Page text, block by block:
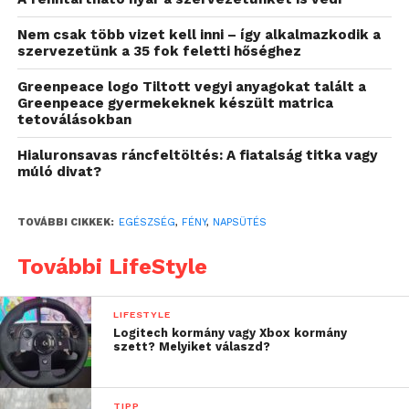
emellett csökkentheti a fájdalmat. Mi több, sok
felhasználó úgy találja, hogy a testsúlycsökkentést is
elősegíti, miközben támogatja a hatékony
méregtelenítést. Nem véletlen, hogy egyre többen
számolnak be arról, hogy az infraszaunák által
nyújtott relaxáció felülmúlja az elvárásaikat.
A jövő szaunáinak
formavilága
formában érhetők el az infraszaunák, lehetővé téve,
hogy akár otthon is gondoskodjon egészségéről.
Ezek a készülékek már nem csupán a luxus wellness
központok kiváltságai: ma már bárki élvezheti az
előnyeiket otthona kényelmében. Vannak
hordozható, összecsukható vagy luxuskabinos
Nem csak több vizet kell inni – így alkalmazkodik a
szervezetünk a 35 fok feletti hőséghez
Greenpeace logo Tiltott vegyi anyagokat talált a
Greenpeace gyermekeknek készült matrica
tetoválásokban
Hialuronsavas ráncfeltöltés: A fiatalság titka vagy
múló divat?
TOVÁBBI CIKKEK: EGÉSZSÉG, FÉNY, NAPSÜTÉS
További LifeStyle
LIFESTYLE
Logitech kormány vagy Xbox kormány
szett? Melyiket válaszd?
TIPP